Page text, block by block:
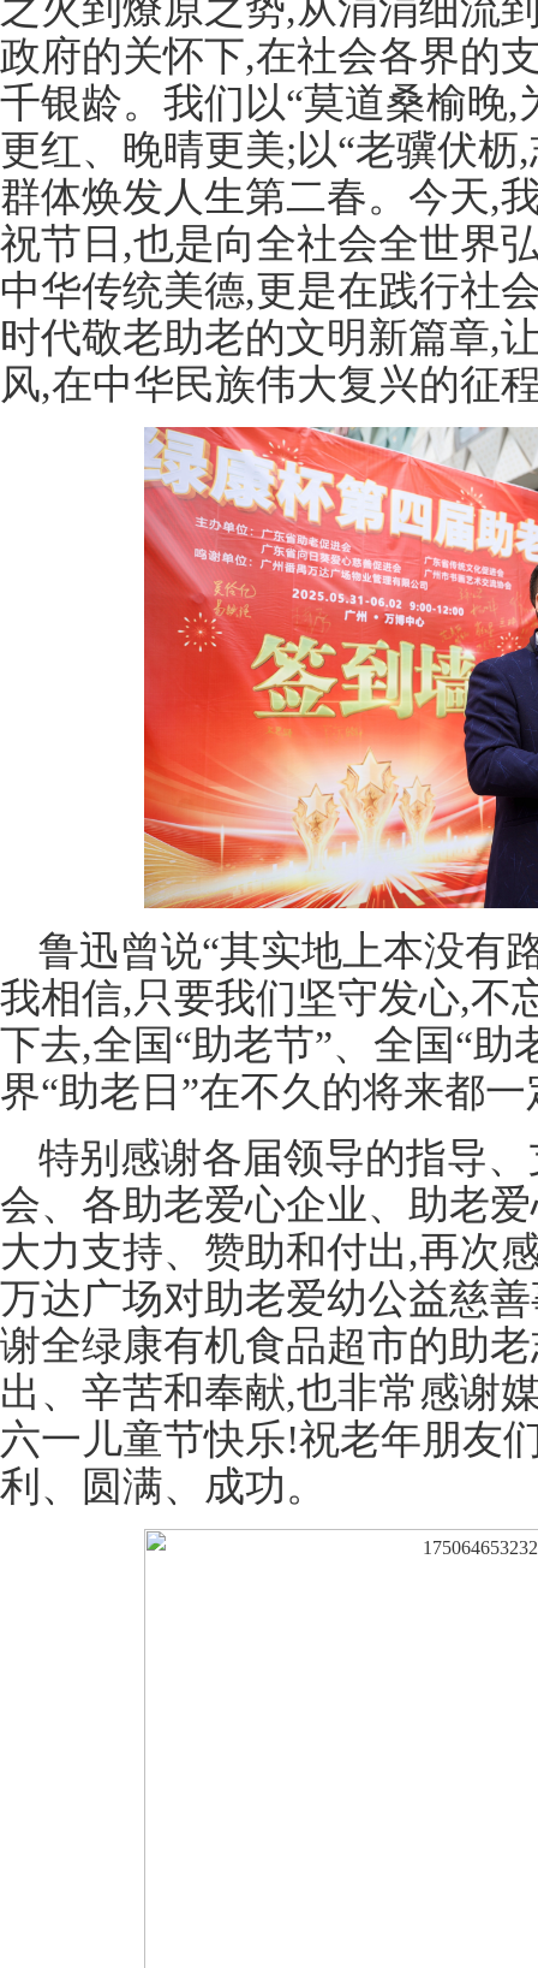
之火到燎原之势,从涓涓细流
政府的关怀下,在社会各界的
千银龄。我们以“莫道桑榆晚
更红、晚晴更美;以“老骥伏
群体焕发人生第二春。今天,
祝节日,也是向全社会全世界
中华传统美德,更是在践行社
时代敬老助老的文明新篇章,
风,在中华民族伟大复兴的征
鲁迅曾说“其实地上本没有
我相信,只要我们坚守发心,不
下去,全国“助老节”、全国“助
界“助老日”在不久的将来都
特别感谢各届领导的指导
会、各助老爱心企业、助老
大力支持、赞助和付出,再次
万达广场对助老爱幼公益慈
谢全绿康有机食品超市的助
出、辛苦和奉献,也非常感谢
六一儿童节快乐!祝老年朋友
利、圆满、成功。